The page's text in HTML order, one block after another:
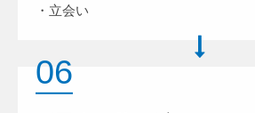
・立会い
06